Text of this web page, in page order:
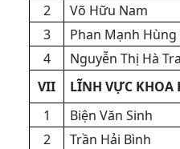
2
Võ Hữu Nam
3
Phan Mạnh Hùng
4
Nguyễn Thị Hà
VII
LĨNH VỰC KHOA
1
Biện Văn Sinh
2
Trần Hải Bình